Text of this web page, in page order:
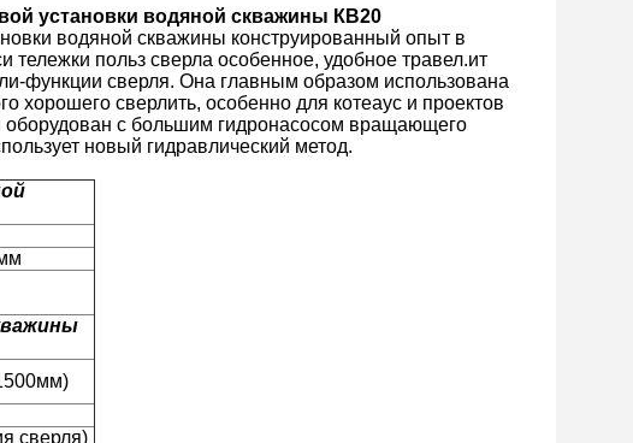
установки водяной скважины КВ20
водяной скважины конструированный опыт в
польз сверла особенное, удобное травел.ит
функции сверля. Она главным образом использована
хорошего сверлить, особенно для котеаус и проектов
оборудован с большим гидронасосом вращающего
новый гидравлический метод.
сверля)